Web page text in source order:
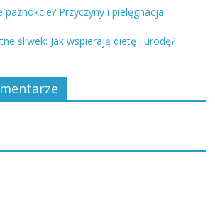
paznokcie? Przyczyny i pielęgnacja
śliwek: Jak wspierają dietę i urodę?